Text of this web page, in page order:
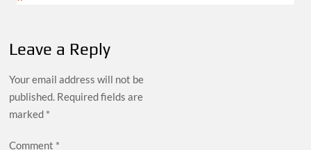
Leave a Reply
Your email address will not be
published. Required fields are
marked *
Comment *